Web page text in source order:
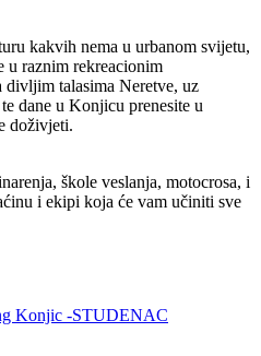
kakvih nema u urbanom svijetu,
u raznim rekreacionim
divljim talasima Neretve, uz
dane u Konjicu prenesite u
doživjeti.
škole veslanja, motocrosa, i
i ekipi koja će vam učiniti sve
Konjic -STUDENAC